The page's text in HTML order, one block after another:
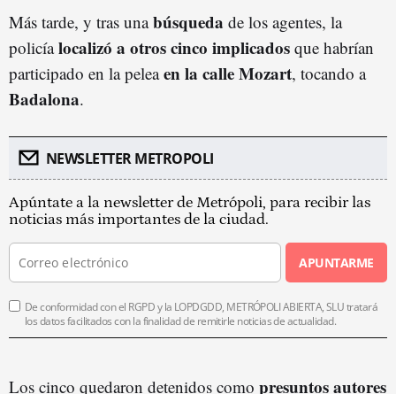
Más tarde, y tras unabúsqueda de los agentes, la
policíalocalizó a otros cinco implicados que habrían
participado en la peleaen la calle Mozart, tocando a
Badalona.
NEWSLETTER METROPOLI
Apúntate a la newsletter de Metrópoli, para recibir las
noticias más importantes de la ciudad.
APUNTARME
De conformidad con el RGPD y la LOPDGDD, METRÓPOLI ABIERTA, SLU tratará
los datos facilitados con la finalidad de remitirle noticias de actualidad.
Los cinco quedaron detenidos como presuntos autores